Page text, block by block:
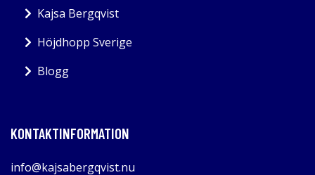
Kajsa Bergqvist
Höjdhopp Sverige
Blogg
KONTAKTINFORMATION
info@kajsabergqvist.nu